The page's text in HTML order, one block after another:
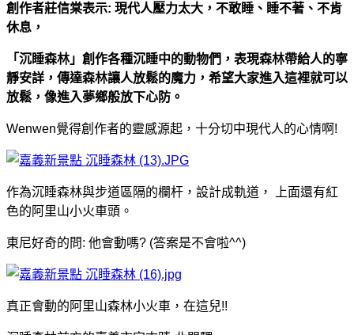
創作者莊信棠表示: 現代人壓力太大，不敢睡、睡不著、不肯
休息，
「沉睡森林」創作各種沉睡中的動物們，表現森林帶給人的寧
靜安詳， 傳達森林讓人放鬆的魔力，希望大家進入這裡就可以
放鬆，像進入夢鄉般放下心防。
Wenwen覺得創作者的靈感源起，十分切中現代人的心情啊!
作為沉睡森林與步道區隔的欄杆，設計成軌道， 上面還有紅
色的阿里山小火車頭。
東尼好奇的問: 他會動嗎? (答案是不會啦^^)
真正會動的阿里山森林小火車，在這兒!!